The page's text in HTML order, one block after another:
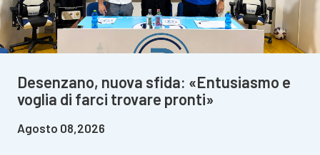
Desenzano, nuova sfida: «Entusiasmo e
voglia di farci trovare pronti»
Agosto 08,2026